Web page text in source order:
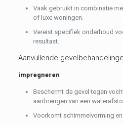
Vaak gebruikt in combinatie
of luxe woningen.
Vereist specifiek onderhoud
resultaat.
Aanvullende
impregneren
Beschermt de gevel tegen
aanbrengen van een
Voorkomt schimmelvorming